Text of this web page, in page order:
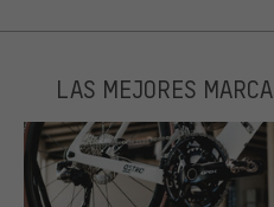
LAS MEJORES